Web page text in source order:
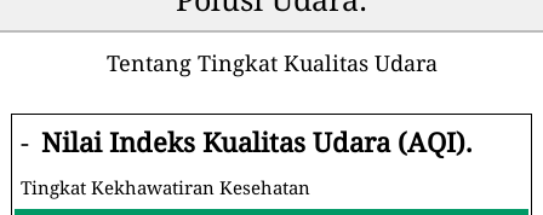
Tentang Tingkat Kualitas Udara
- Nilai Indeks Kualitas Udara (AQI).
Tingkat Kekhawatiran Kesehatan